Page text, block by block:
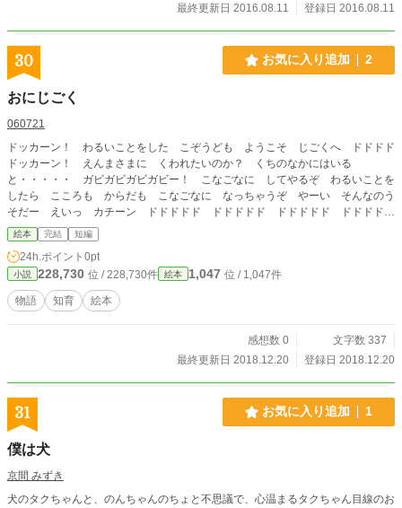
最終更新日 2016.08.11
登録日 2016.08.11
30 お気に入り追加 2
おにじごく
060721
ドッカーン！ わるいことをした こぞうども ようこそ じごくへ ドドドド
ドッカーン！ えんまさまに くわれたいのか？ くちのなかにはいる
と・・・・・ ガビガビガビガビー！ こなごなに してやるぞ わるいことを
したら こころも からだも こなごなに なっちゃうぞ やーい そんなのう
そだー えいっ カチーン ドドドドド ドドドドド ドドドドド ドドドド
ド ドッカーン！ わるいことをしたやつは まるごと のみこんでやる やめ
てくれー！ つかまえたぞ ガブッ あついよー！ えんまさまの いのなか
は ひのうみ たすけてー！ キラキラキラー なないろの おにが やってき
たぞ えんまさまに あやまるなら たすけてあげる キラキラキラー ドッカ
ーン！ きさま もどってきたな さっきは ごめんなさい それならいい つ
ぎ また わるいことをしたら ふんかが ドッカーン！ わかったか？ わか
絵本 完結 短編
24h.ポイント 0pt
小説 228,730 位 / 228,730件 絵本 1,047 位 / 1,047件
物語 知育 絵本
感想数 0
文字数 337
最終更新日 2018.12.20
登録日 2018.12.20
31 お気に入り追加 1
僕は犬
京間 みずき
犬のタクちゃんと、のんちゃんのちょと不思議で、心温まるタクちゃん目線のお